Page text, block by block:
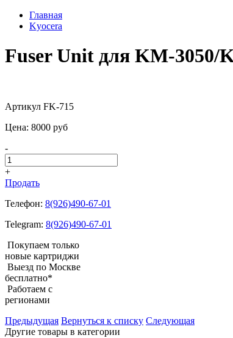
Главная
Kyocera
Fuser Unit для KM-3050/
Артикул FK-715
Цена: 8000 pуб
-
+
Продать
Телефон: 8(926)490-67-01
Telegram: 8(926)490-67-01
Покупаем только
новые картриджи
Выезд по Москве
бесплатно*
Работаем с
регионами
Предыдущая Вернуться к списку Следующая
Другие товары в категории